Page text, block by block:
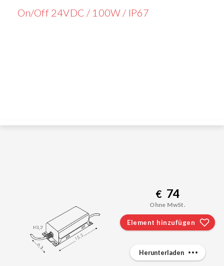
On/Off 24VDC / 100W / IP67
€ 74
Ohne MwSt.
Element hinzufügen
Herunterladen